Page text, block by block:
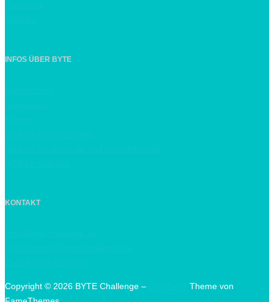
INFOS ÜBER BYTE
KONTAKT
Copyright © 2026 BYTE Challenge –
Theme von